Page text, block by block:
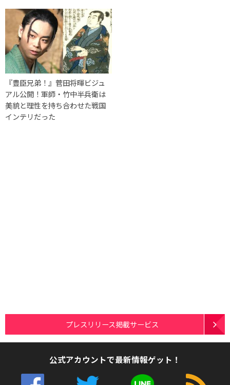
『豊臣兄弟！』菅田将暉ビジュ
アル公開！軍師・竹中半兵衛は
美貌と理性を持ち合わせた戦国
インテリだった
プレスリリース掲載サービス
公式アカウントで最新情報ゲット！